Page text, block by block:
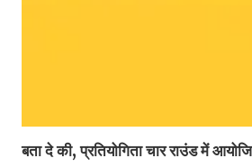
बता दे की, प्रतियोगिता चार राउंड में